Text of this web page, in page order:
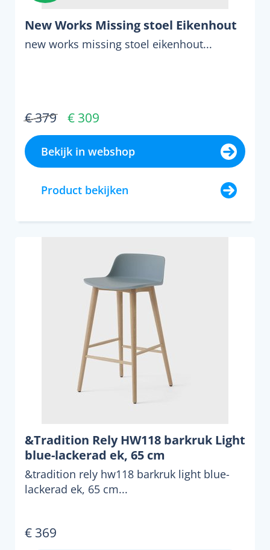
New Works Missing stoel Eikenhout
new works missing stoel eikenhout...
€ 379 € 309
Bekijk in webshop
Product bekijken
&Tradition Rely HW118 barkruk Light
blue-lackerad ek, 65 cm
&tradition rely hw118 barkruk light blue-
lackerad ek, 65 cm...
€ 369